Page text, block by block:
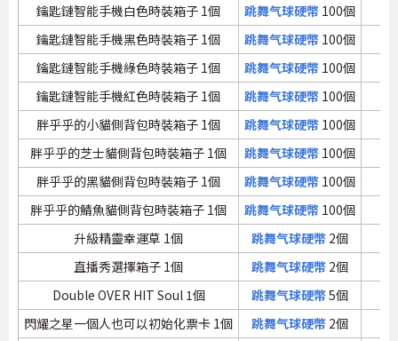
鑰匙鏈智能手機白色時裝箱子 1個
跳舞气球硬幣 100個
鑰匙鏈智能手機黑色時裝箱子 1個
跳舞气球硬幣 100個
鑰匙鏈智能手機綠色時裝箱子 1個
跳舞气球硬幣 100個
鑰匙鏈智能手機紅色時裝箱子 1個
跳舞气球硬幣 100個
胖乎乎的小貓側背包時裝箱子 1個
跳舞气球硬幣 100個
胖乎乎的芝士貓側背包時裝箱子 1個
跳舞气球硬幣 100個
胖乎乎的黑貓側背包時裝箱子 1個
跳舞气球硬幣 100個
胖乎乎的鯖魚貓側背包時裝箱子 1個
跳舞气球硬幣 100個
升級精靈幸運草 1個
跳舞气球硬幣 2個
直播秀選擇箱子 1個
跳舞气球硬幣 2個
Double OVER HIT Soul 1個
跳舞气球硬幣5個
閃耀之星一個人也可以初始化票卡 1個
跳舞气球硬幣 2個